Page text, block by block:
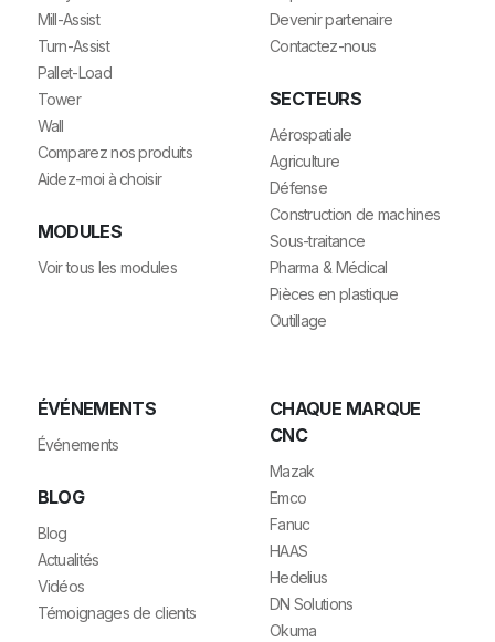
Mill-Assist
Turn-Assist
Pallet-Load
Tower
Wall
Comparez nos produits
Aidez-moi à choisir
MODULES
Voir tous les modules
Devenir partenaire
Contactez-nous
SECTEURS
Aérospatiale
Agriculture
Défense
Construction de machines
Sous-traitance
Pharma & Médical
Pièces en plastique
Outillage
ÉVÉNEMENTS
Événements
BLOG
Blog
Actualités
Vidéos
Témoignages de clients
CHAQUE MARQUE
CNC
Mazak
Emco
Fanuc
HAAS
Hedelius
DN Solutions
Okuma